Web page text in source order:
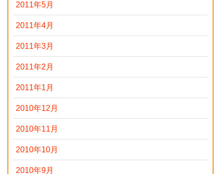
2011年5月
2011年4月
2011年3月
2011年2月
2011年1月
2010年12月
2010年11月
2010年10月
2010年9月